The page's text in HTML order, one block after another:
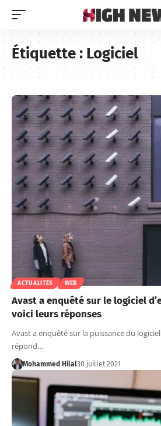
Étiquette :Logiciel
ACTUALITÉS WEB
Avast a enquêté sur le logiciel
voici leurs réponses
Avast a enquêté sur la puissance du
répond…
Mohammed Hilal30 juillet 2021